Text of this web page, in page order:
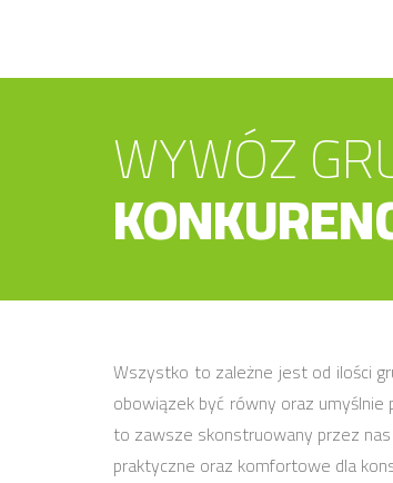
WYWÓZ
Wszystko to zależne jest od ilości
obowiązek być równy oraz
to zawsze skonstruowany przez
praktyczne oraz komfortowe dla